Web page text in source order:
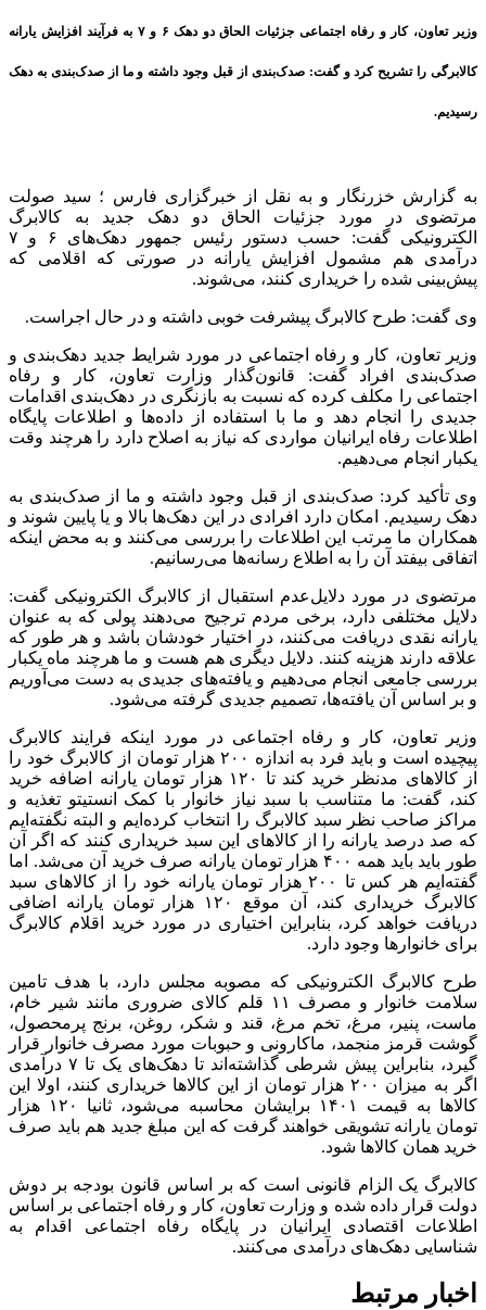
وزیر تعاون، کار و رفاه اجتماعی جزئیات الحاق دو دهک ۶ و ۷ به فرآیند افزایش یارانه
کالابرگی را تشریح کرد و گفت: صدک‌بندی از قبل وجود داشته و ما از صدک‌بندی به دهک
رسیدیم.
به گزارش خزرنگار و به نقل از خبرگزاری فارس ؛ سید صولت
مرتضوی در مورد جزئیات الحاق دو دهک جدید به کالابرگ
الکترونیکی گفت: حسب دستور رئیس جمهور دهک‌های ۶ و ۷
درآمدی هم مشمول افزایش یارانه در صورتی که اقلامی که
پیش‌بینی شده را خریداری کنند، می‌شوند.
وی گفت: طرح کالابرگ پیشرفت خوبی داشته و در حال اجراست.
وزیر تعاون، کار و رفاه اجتماعی در مورد شرایط جدید دهک‌بندی و
صدک‌بندی افراد گفت: قانون‌گذار وزارت تعاون، کار و رفاه
اجتماعی را مکلف کرده که نسبت به بازنگری در دهک‌بندی اقدامات
جدیدی را انجام دهد و ما با استفاده از داده‌ها و اطلاعات پایگاه
اطلاعات رفاه ایرانیان مواردی که نیاز به اصلاح دارد را هرچند وقت
یکبار انجام می‌دهیم.
وی تأکید کرد: صدک‌بندی از قبل وجود داشته و ما از صدک‌بندی به
دهک رسیدیم. امکان دارد افرادی در این دهک‌ها بالا و یا پایین شوند و
همکاران ما مرتب این اطلاعات را بررسی می‌کنند و به محض اینکه
اتفاقی بیفتد آن را به اطلاع رسانه‌ها می‌رسانیم.
مرتضوی در مورد دلایل‌عدم استقبال از کالابرگ الکترونیکی گفت:
دلایل مختلفی دارد، برخی مردم ترجیح می‌دهند پولی که به عنوان
یارانه نقدی دریافت می‌کنند، در اختیار خودشان باشد و هر طور که
علاقه دارند هزینه کنند. دلایل دیگری هم هست و ما هرچند ماه یکبار
بررسی جامعی انجام می‌دهیم و یافته‌های جدیدی به دست می‌آوریم
و بر اساس آن یافته‌ها، تصمیم جدیدی گرفته می‌شود.
وزیر تعاون، کار و رفاه اجتماعی در مورد اینکه فرایند کالابرگ
پیچیده است و باید فرد به اندازه ۲۰۰ هزار تومان از کالابرگ خود را
از کالاهای مدنظر خرید کند تا ۱۲۰ هزار تومان یارانه اضافه خرید
کند، گفت: ما متناسب با سبد نیاز خانوار با کمک انستیتو تغذیه و
مراکز صاحب نظر سبد کالابرگ را انتخاب کرده‌ایم و البته نگفته‌ایم
که صد درصد یارانه را از کالاهای این سبد خریداری کنند که اگر آن
طور باید باید همه ۴۰۰ هزار تومان یارانه صرف خرید آن می‌شد. اما
گفته‌ایم هر کس تا ۲۰۰ هزار تومان یارانه خود را از کالاهای سبد
کالابرگ خریداری کند، آن موقع ۱۲۰ هزار تومان یارانه اضافی
دریافت خواهد کرد، بنابراین اختیاری در مورد خرید اقلام کالابرگ
برای خانوارها وجود دارد.
طرح کالابرگ الکترونیکی که مصوبه مجلس دارد، با هدف تامین
سلامت خانوار و مصرف ۱۱ قلم کالای ضروری مانند شیر خام،
ماست، پنیر، مرغ، تخم مرغ، قند و شکر، روغن، برنج پرمحصول،
گوشت قرمز منجمد، ماکارونی و حبوبات مورد مصرف خانوار قرار
گیرد، بنابراین پیش شرطی گذاشته‌اند تا دهک‌های یک تا ۷ درآمدی
اگر به میزان ۲۰۰ هزار تومان از این کالاها خریداری کنند، اولا این
کالاها به قیمت ۱۴۰۱ برایشان محاسبه می‌شود، ثانیا ۱۲۰ هزار
تومان یارانه تشویقی خواهند گرفت که این مبلغ جدید هم باید صرف
خرید همان کالاها شود.
کالابرگ یک الزام قانونی است که بر اساس قانون بودجه بر دوش
دولت قرار داده شده و وزارت تعاون، کار و رفاه اجتماعی بر اساس
اطلاعات اقتصادی ایرانیان در پایگاه رفاه اجتماعی اقدام به
شناسایی دهک‌های درآمدی می‌کنند.
اخبار مرتبط